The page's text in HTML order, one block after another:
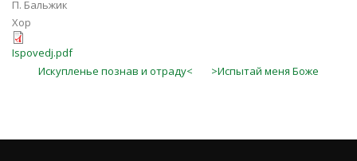
П. Бальжик
Хор
Ispovedj.pdf
Искупленье познав и отраду<
>Испытай меня Боже